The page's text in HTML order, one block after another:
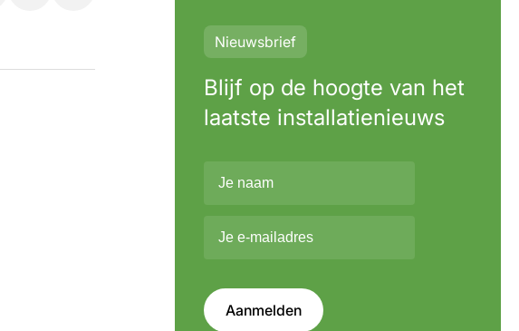
Nieuwsbrief
Blijf op de hoogte van het
laatste installatienieuws
Aanmelden